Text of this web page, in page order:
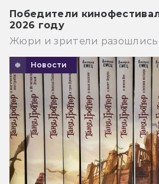
Победители
2026 году
Жюри и зрители
Новости